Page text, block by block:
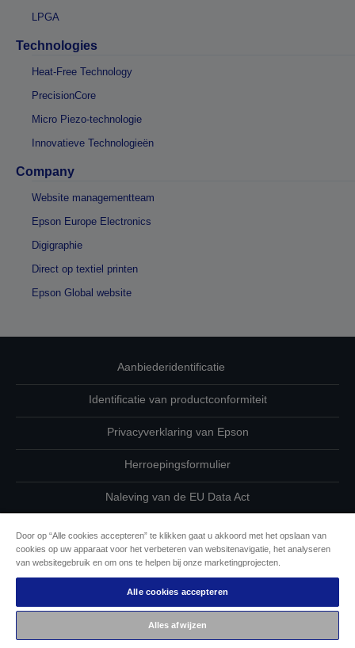
LPGA
Technologies
Heat-Free Technology
PrecisionCore
Micro Piezo-technologie
Innovatieve Technologieën
Company
Website managementteam
Epson Europe Electronics
Digigraphie
Direct op textiel printen
Epson Global website
Aanbiederidentificatie
Identificatie van productconformiteit
Privacyverklaring van Epson
Herroepingsformulier
Naleving van de EU Data Act
Cookie-informatie
De toewijding van Epson aan toegankelijkheid
Auteursrecht © 2026 Seiko Epson
Door op “Alle cookies accepteren” te klikken gaat u akkoord met het opslaan van
cookies op uw apparaat voor het verbeteren van websitenavigatie, het analyseren
van websitegebruik en om ons te helpen bij onze marketingprojecten.
Alle cookies accepteren
Alles afwijzen